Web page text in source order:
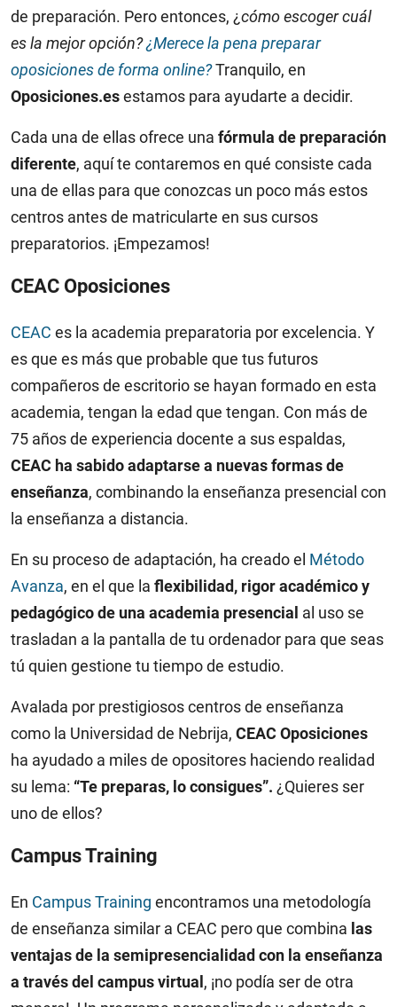
de preparación. Pero entonces, ¿cómo escoger cuál
es la mejor opción?¿Merece la pena preparar
oposiciones de forma online?Tranquilo, en
Oposiciones.esestamos para ayudarte a decidir.
Cada una de ellas ofrece una fórmula de preparación
diferente, aquí te contaremos en qué consiste cada
una de ellas para que conozcas un poco más estos
centros antes de matricularte en sus cursos
preparatorios. ¡Empezamos!
CEAC Oposiciones
CEAC es la academia preparatoria por excelencia. Y
es que es más que probable que tus futuros
compañeros de escritorio se hayan formado en esta
academia, tengan la edad que tengan. Con más de
75 años de experiencia docente a sus espaldas,
CEAC ha sabido adaptarse a nuevas formas de
enseñanza, combinando la enseñanza presencial con
la enseñanza a distancia.
En su proceso de adaptación, ha creado el Método
Avanza, en el que la flexibilidad, rigor académico y
pedagógico de una academia presencial al uso se
trasladan a la pantalla de tu ordenador para que seas
tú quien gestione tu tiempo de estudio.
Avalada por prestigiosos centros de enseñanza
como la Universidad de Nebrija, CEAC Oposiciones
ha ayudado a miles de opositores haciendo realidad
su lema: “Te preparas, lo consigues”. ¿Quieres ser
uno de ellos?
Campus Training
En Campus Training encontramos una metodología
de enseñanza similar a CEAC pero que combina las
ventajas de la semipresencialidad con la enseñanza
a través del campus virtual, ¡no podía ser de otra